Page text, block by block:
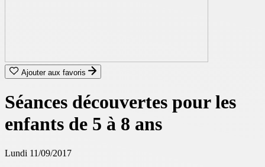
Ajouter aux favoris
Séances découvertes pour les
enfants de 5 à 8 ans
Lundi 11/09/2017